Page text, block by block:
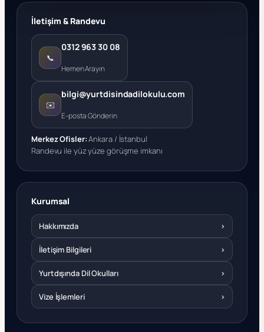
İletişim & Randevu
📞
0312 963 30 08
Hemen Arayın
✉️
bilgi@yurtdisindadilokulu.com
E-posta Gönderin
Merkez Ofisler:Ankara / İstanbul
Randevu ile yüz yüze görüşme imkanı
Kurumsal
Hakkımızda ›
İletişim Bilgileri ›
Yurtdışında Dil Okulları ›
Vize İşlemleri ›